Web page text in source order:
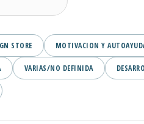
STORE MOTIVACION Y
VARIAS/NO DEFINIDA